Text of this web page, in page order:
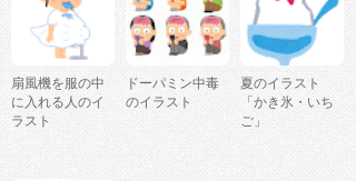
扇風機を服の中
に入れる人のイ
ラスト
ドーパミン中毒
のイラスト
夏のイラスト
「かき氷・いち
ご」